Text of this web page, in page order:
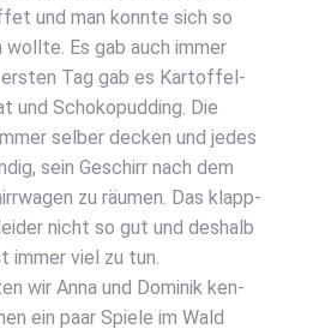
und man konn­te sich so
woll­te. Es gab auch immer
Tag gab es Kar­tof­fel-
und Scho­ko­pud­ding. Die
sel­ber decken und jedes
sein Geschirr nach dem
zu räu­men. Das klapp­
nicht so gut und des­halb
immer viel zu tun.
wir Anna und Domi­nik ken­
ein paar Spie­le im Wald